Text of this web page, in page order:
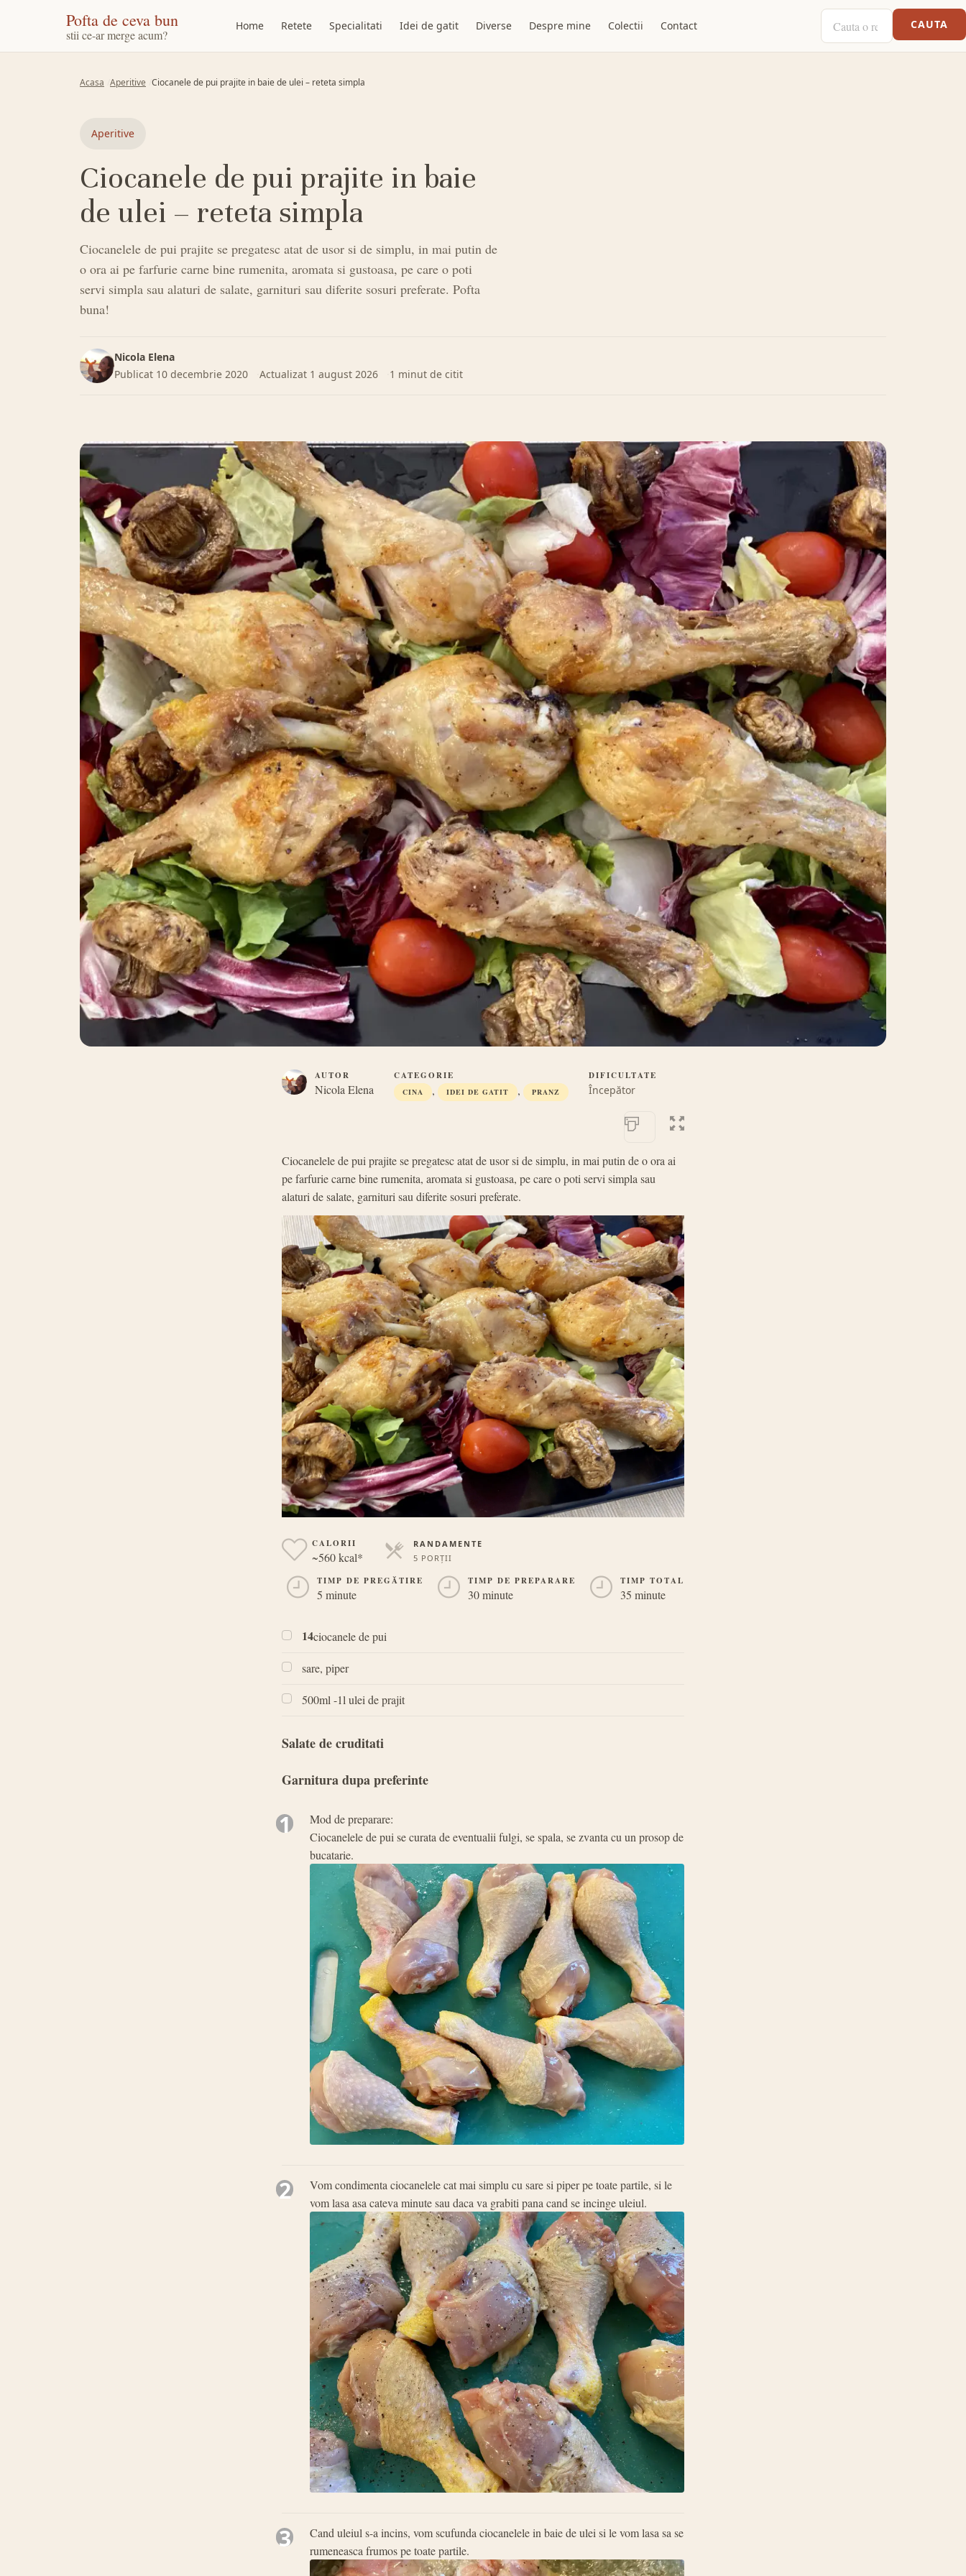
Pofta de ceva bun
stii ce-ar merge acum?
Home Retete Specialitati Idei de gatit Diverse Despre mine Colectii Contact
CAUTA O RETETA
CAUTA
Acasa Aperitive Ciocanele de pui prajite in baie de ulei – reteta simpla
Aperitive
Ciocanele de pui prajite in baie
de ulei – reteta simpla
Ciocanelele de pui prajite se pregatesc atat de usor si de simplu, in mai putin de
o ora ai pe farfurie carne bine rumenita, aromata si gustoasa, pe care o poti
servi simpla sau alaturi de salate, garnituri sau diferite sosuri preferate. Pofta
buna!
Nicola Elena
Publicat 10 decembrie 2020 Actualizat 1 august 2026 1 minut de citit
AUTOR
Nicola Elena
CATEGORIE
CINA , IDEI DE GATIT , PRANZ
DIFICULTATE
Începător
Ciocanelele de pui prajite se pregatesc atat de usor si de simplu, in mai putin de o ora ai
pe farfurie carne bine rumenita, aromata si gustoasa, pe care o poti servi simpla sau
alaturi de salate, garnituri sau diferite sosuri preferate.
CALORII
~560 kcal*
RANDAMENTE
5 PORȚII
TIMP DE PREGĂTIRE
5 minute
TIMP DE PREPARARE
30 minute
TIMP TOTAL
35 minute
14ciocanele de pui
sare, piper
500ml -1l ulei de prajit
Salate de cruditati
Garnitura dupa preferinte
1
Mod de preparare:
Ciocanelele de pui se curata de eventualii fulgi, se spala, se zvanta cu un prosop de
bucatarie.
2
Vom condimenta ciocanelele cat mai simplu cu sare si piper pe toate partile, si le
vom lasa asa cateva minute sau daca va grabiti pana cand se incinge uleiul.
3
Cand uleiul s-a incins, vom scufunda ciocanelele in baie de ulei si le vom lasa sa se
rumeneasca frumos pe toate partile.